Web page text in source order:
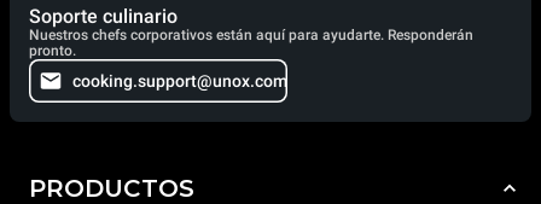
Soporte culinario
Nuestros chefs corporativos están aquí para ayudarte. Responderán
pronto.
cooking.support@unox.com
PRODUCTOS